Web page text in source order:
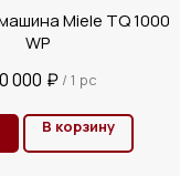
Miele TQ 1000
WP
000 ₽ / 1 pc
В корзину